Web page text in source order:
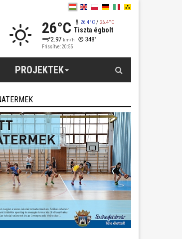
26°C 26.4°C/ 26.4°C
Tiszta égbolt
2.97 km/h 348°
Frissítve: 20:55
PROJEKTEK